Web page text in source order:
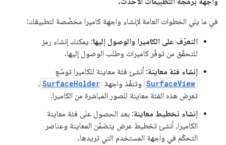
في ما يلي الخطوات العامة لإنشاء واجهة كاميرا مخصّصة لتطبيقك:
التعرّف على الكاميرا والوصول إليها: يمكنك إنشاء رمز
للتحقّق من توفّر كاميرات وطلب الوصول إليها.
إنشاء فئة معاينة: أنشئ فئة معاينة للكاميرا توسّع
SurfaceView وتنفّذ واجهة SurfaceHolder
.
تعرض هذه الفئة معاينة للصور المباشرة من الكاميرا.
إنشاء تخطيط معاينة: بعد الحصول على فئة معاينة
الكاميرا، أنشئ تخطيط عرض يتضمّن المعاينة وعناصر
التحكّم في واجهة المستخدم التي تريدها.